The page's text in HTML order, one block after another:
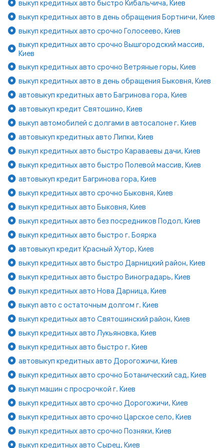
выкуп кредитных авто быстро Кибальчича, Киев
выкуп кредитных авто в день обращения Бортничи, Киев
выкуп кредитных авто срочно Голосеево, Киев
выкуп кредитных авто срочно Вышгородский массив,
Киев
выкуп кредитных авто срочно Ветряные горы, Киев
выкуп кредитных авто в день обращения Быковня, Киев
автовыкуп кредитных авто Багринова гора, Киев
автовыкуп кредит Святошино, Киев
выкуп автомобилей с долгами в автосалоне г. Киев
автовыкуп кредитных авто Липки, Киев
выкуп кредитных авто быстро Караваевы дачи, Киев
выкуп кредитных авто быстро Полевой массив, Киев
автовыкуп кредит Багринова гора, Киев
выкуп кредитных авто срочно Быковня, Киев
выкуп кредитных авто Быковня, Киев
выкуп кредитных авто без посредников Подол, Киев
выкуп кредитных авто быстро г. Боярка
автовыкуп кредит Красный Хутор, Киев
выкуп кредитных авто быстро Дарницкий район, Киев
выкуп кредитных авто быстро Виноградарь, Киев
выкуп кредитных авто Нова Дарница, Киев
выкуп авто с остаточным долгом г. Киев
выкуп кредитных авто Святошинский район, Киев
выкуп кредитных авто Лукьяновка, Киев
выкуп кредитных авто быстро г. Киев
автовыкуп кредитных авто Дорогожичи, Киев
выкуп кредитных авто срочно Ботанический сад, Киев
выкуп машин с просрочкой г. Киев
выкуп кредитных авто срочно Дорогожичи, Киев
выкуп кредитных авто срочно Царское село, Киев
выкуп кредитных авто срочно Позняки, Киев
выкуп кредитных авто Сырец, Киев